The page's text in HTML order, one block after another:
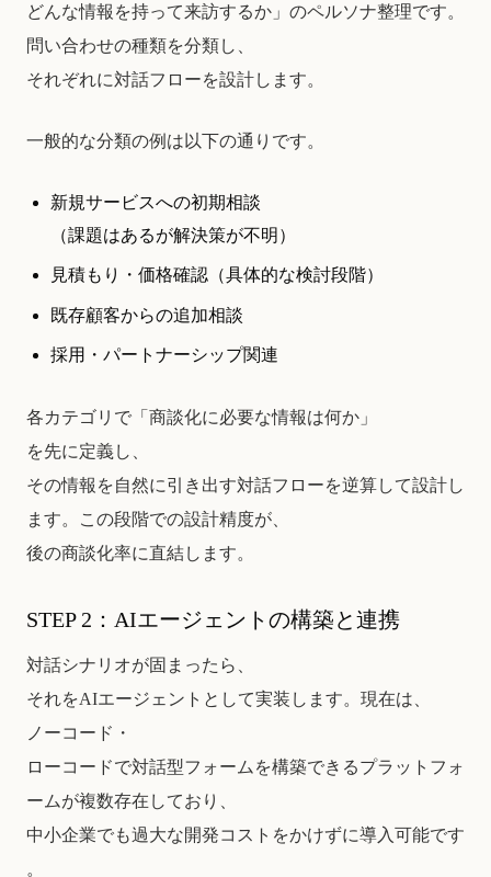
どんな情報を持って来訪するか」のペルソナ整理です。
問い合わせの種類を分類し、
それぞれに対話フローを設計します。
一般的な分類の例は以下の通りです。
新規サービスへの初期相談
（課題はあるが解決策が不明）
見積もり・価格確認（具体的な検討段階）
既存顧客からの追加相談
採用・パートナーシップ関連
各カテゴリで「商談化に必要な情報は何か」
を先に定義し、
その情報を自然に引き出す対話フローを逆算して設計し
ます。この段階での設計精度が、
後の商談化率に直結します。
STEP 2：AIエージェントの構築と連携
対話シナリオが固まったら、
それをAIエージェントとして実装します。現在は、
ノーコード・
ローコードで対話型フォームを構築できるプラットフォ
ームが複数存在しており、
中小企業でも過大な開発コストをかけずに導入可能です
。